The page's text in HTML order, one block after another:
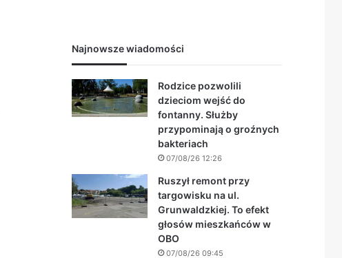
Najnowsze wiadomości
Rodzice pozwolili
dzieciom wejść do
fontanny. Służby
przypominają o groźnych
bakteriach
07/08/26 12:26
Ruszył remont przy
targowisku na ul.
Grunwaldzkiej. To efekt
głosów mieszkańców w
OBO
07/08/26 09:45